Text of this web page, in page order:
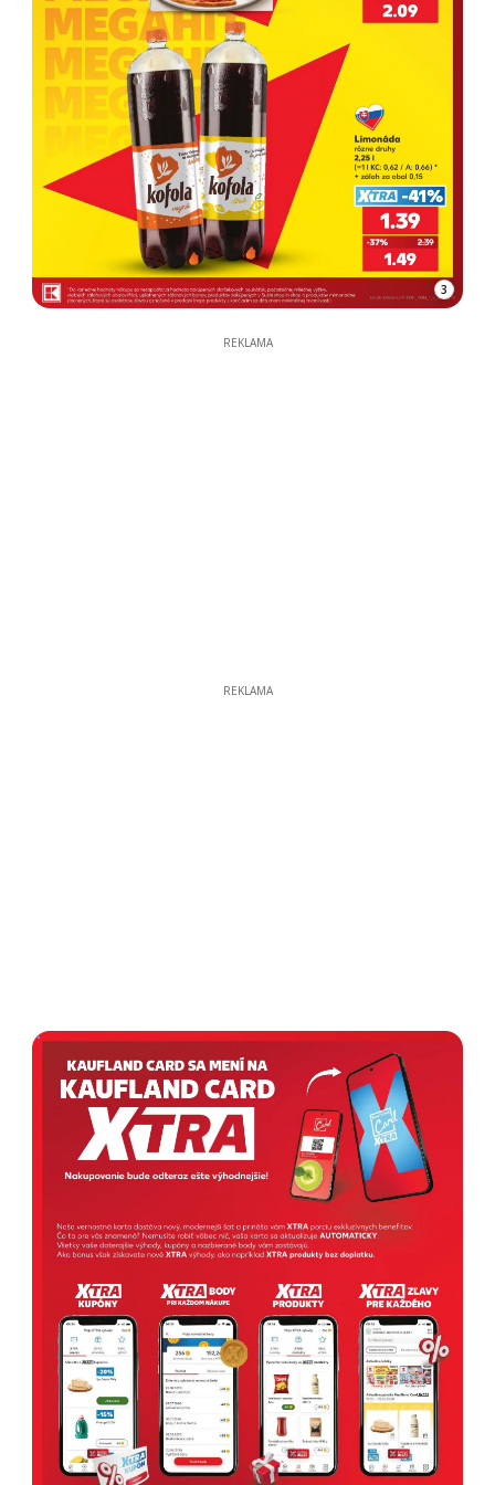
3
REKLAMA
REKLAMA